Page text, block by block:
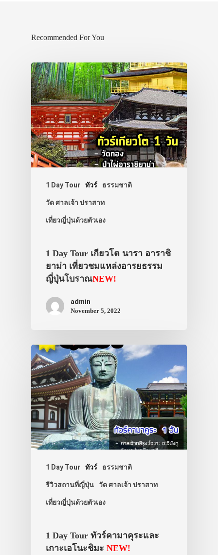
Recommended For You
1 Day Tour ทัวร์ ธรรมชาติ
วัด ศาลเจ้า ปราสาท
เที่ยวญี่ปุ่นด้วยตัวเอง
1 Day Tour เกียวโต นารา อาราชิ
ยาม่า เที่ยวชมแหล่งอารยธรรม
ญี่ปุ่นโบราณNEW!
admin
November 5, 2022
1 Day Tour ทัวร์ ธรรมชาติ
รีวิวสถานที่ญี่ปุ่น วัด ศาลเจ้า ปราสาท
เที่ยวญี่ปุ่นด้วยตัวเอง
1 Day Tour ทัวร์คามาคุระและ
เกาะเอโนะชิมะ NEW!เที่ยวญี่ปุ่นด้ว